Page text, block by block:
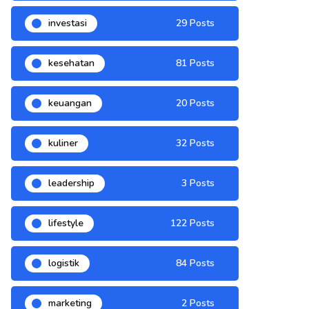
investasi 29 Posts
kesehatan 81 Posts
keuangan 20 Posts
kuliner 32 Posts
leadership 3 Posts
lifestyle 122 Posts
logistik 84 Posts
marketing 2 Posts